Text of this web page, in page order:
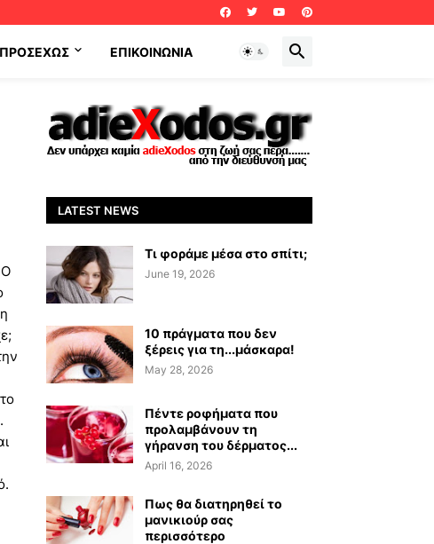
ΠΡΟΣΕΧΩΣ ΕΠΙΚΟΙΝΩΝΊΑ
Ο
LATEST NEWS
Τι φοράμε μέσα στο σπίτι;
June 19, 2026
10 πράγματα που δεν
ξέρεις για τη...μάσκαρα!
May 28, 2026
Πέντε ροφήματα που
προλαμβάνουν τη
γήρανση του δέρματος...
April 16, 2026
Πως θα διατηρηθεί το
μανικιούρ σας
περισσότερο